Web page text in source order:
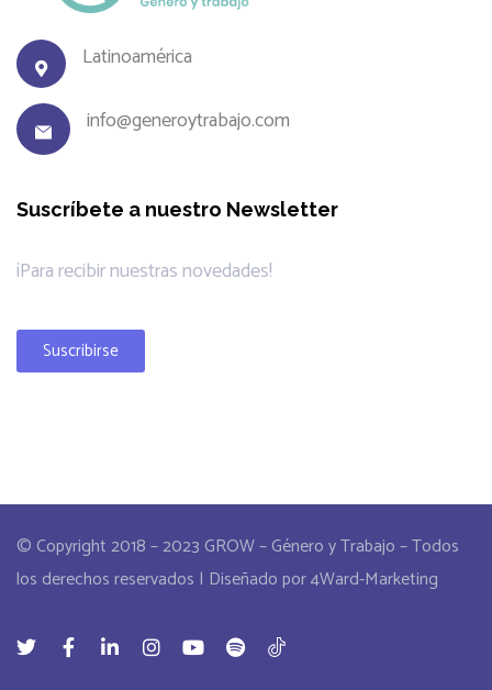
Latinoamérica
info@generoytrabajo.com
Suscríbete a nuestro Newsletter
¡Para recibir nuestras novedades!
Suscribirse
© Copyright 2018 – 2023 GROW – Género y Trabajo – Todos
los derechos reservados | Diseñado por 4Ward-Marketing